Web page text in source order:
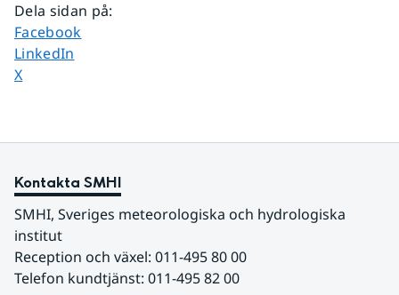
Dela sidan på:
Dela sidan på
Facebook
Dela sidan på
LinkedIn
Dela sidan på
X
Kontakta SMHI
SMHI, Sveriges meteorologiska och hydrologiska
institut
Reception och växel: 011-495 80 00
Telefon kundtjänst: 011-495 82 00